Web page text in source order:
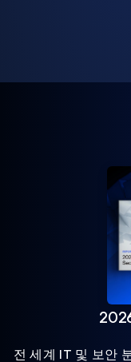
전 세계 IT 및 보안